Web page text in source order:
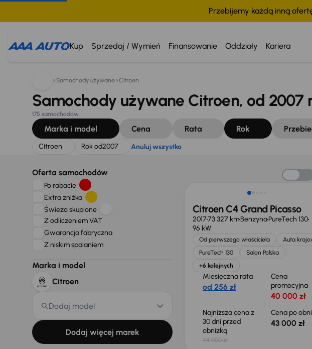
Przebijemy każdą inną
Kup Sprzedaj / Wymień Finansowanie Oddziały Kariera
Szukam: Anuluj wszystko
Samochody używane Citroen
Samochody używane Citroen, od 2007
175 samochodów
Marka i model Cena Rata Rok
Citroen Rok od2007 Anuluj wszystko
Oferta samochodów
Po rabacie
Extra zniżka
Świeżo skupione
Z odliczeniem VAT
Gwarancja fabryczna
Z niskim spalaniem
Marka i model
Citroen
Dodaj model
Dodaj więcej marek
Citroen C4 Grand Picasso
201773 327 kmBenzynaPureTech 130
96 kW
Od pierwszego właściciela
Auta
PureTech 130
Salon Polska
+6 kolejnych
Miesięczna rata
od 256 zł
Cena
promocyjna
40 000 zł
Najniższa cena z
30 dni przed
obniżką
44 000 zł
Cena po
43 000 zł
Taniej o 2 000 zł